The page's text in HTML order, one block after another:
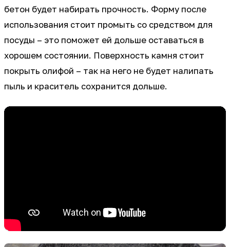
бетон будет набирать прочность. Форму после
использования стоит промыть со средством для
посуды – это поможет ей дольше оставаться в
хорошем состоянии. Поверхность камня стоит
покрыть олифой – так на него не будет налипать
пыль и краситель сохранится дольше.